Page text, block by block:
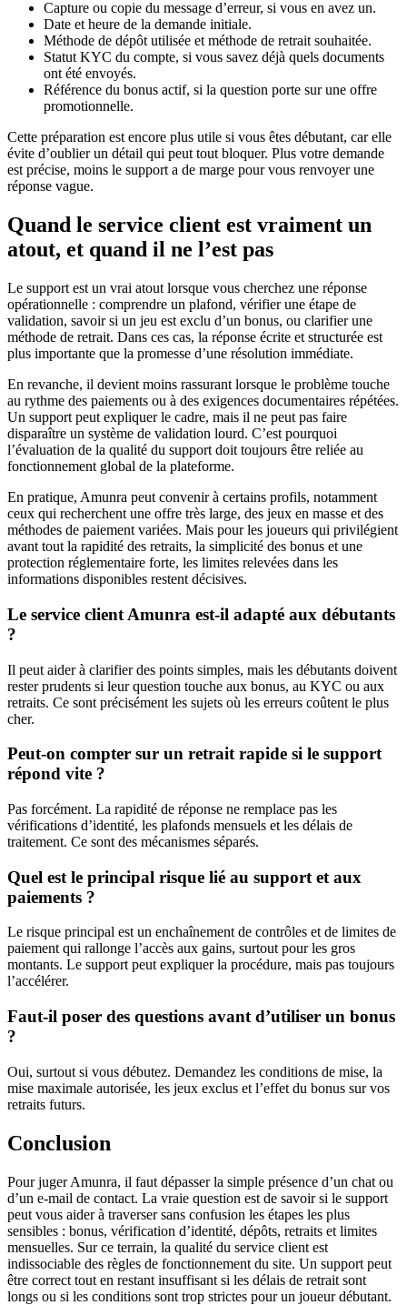
Capture ou copie du message d’erreur, si vous en avez un.
Date et heure de la demande initiale.
Méthode de dépôt utilisée et méthode de retrait souhaitée.
Statut KYC du compte, si vous savez déjà quels documents
ont été envoyés.
Référence du bonus actif, si la question porte sur une offre
promotionnelle.
Cette préparation est encore plus utile si vous êtes débutant, car elle
évite d’oublier un détail qui peut tout bloquer. Plus votre demande
est précise, moins le support a de marge pour vous renvoyer une
réponse vague.
Quand le service client est vraiment un
atout, et quand il ne l’est pas
Le support est un vrai atout lorsque vous cherchez une réponse
opérationnelle : comprendre un plafond, vérifier une étape de
validation, savoir si un jeu est exclu d’un bonus, ou clarifier une
méthode de retrait. Dans ces cas, la réponse écrite et structurée est
plus importante que la promesse d’une résolution immédiate.
En revanche, il devient moins rassurant lorsque le problème touche
au rythme des paiements ou à des exigences documentaires répétées.
Un support peut expliquer le cadre, mais il ne peut pas faire
disparaître un système de validation lourd. C’est pourquoi
l’évaluation de la qualité du support doit toujours être reliée au
fonctionnement global de la plateforme.
En pratique, Amunra peut convenir à certains profils, notamment
ceux qui recherchent une offre très large, des jeux en masse et des
méthodes de paiement variées. Mais pour les joueurs qui privilégient
avant tout la rapidité des retraits, la simplicité des bonus et une
protection réglementaire forte, les limites relevées dans les
informations disponibles restent décisives.
Le service client Amunra est-il adapté aux débutants
?
Il peut aider à clarifier des points simples, mais les débutants doivent
rester prudents si leur question touche aux bonus, au KYC ou aux
retraits. Ce sont précisément les sujets où les erreurs coûtent le plus
cher.
Peut-on compter sur un retrait rapide si le support
répond vite ?
Pas forcément. La rapidité de réponse ne remplace pas les
vérifications d’identité, les plafonds mensuels et les délais de
traitement. Ce sont des mécanismes séparés.
Quel est le principal risque lié au support et aux
paiements ?
Le risque principal est un enchaînement de contrôles et de limites de
paiement qui rallonge l’accès aux gains, surtout pour les gros
montants. Le support peut expliquer la procédure, mais pas toujours
l’accélérer.
Faut-il poser des questions avant d’utiliser un bonus
?
Oui, surtout si vous débutez. Demandez les conditions de mise, la
mise maximale autorisée, les jeux exclus et l’effet du bonus sur vos
retraits futurs.
Conclusion
Pour juger Amunra, il faut dépasser la simple présence d’un chat ou
d’un e-mail de contact. La vraie question est de savoir si le support
peut vous aider à traverser sans confusion les étapes les plus
sensibles : bonus, vérification d’identité, dépôts, retraits et limites
mensuelles. Sur ce terrain, la qualité du service client est
indissociable des règles de fonctionnement du site. Un support peut
être correct tout en restant insuffisant si les délais de retrait sont
longs ou si les conditions sont trop strictes pour un joueur débutant.